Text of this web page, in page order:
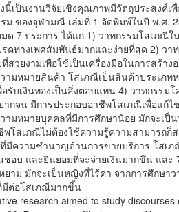
งนี้เป็นงานวิจัยเชิงคุณภาพมีวัตถุประสงค์
รม ของจุฬามณี เล่มที่ 1 จัดพิมพ์ในปี พ.ศ.
ด 7 ประการ ได้แก่ 1) วาทกรรมโสเภณี
รคทางเพศสัมพันธ์มากและง่ายที่สุด 2) ว
สวยงามเพื่อใช้เป็นเครื่องมือในการสร้า
ามหมายสินค้า โสเภณีเป็นสินค้าประเภท
รับเงินทองเป็นสิ่งตอบแทน 4) วาทกรร
ากจน มีการประกอบอาชีพโสเภณีเพื่อแก้
ามหมายบุคคลที่มีการศึกษาน้อย มักจะเป็
พโสเภณีไม่ต้องใช้ความรู้ความสามารถก็
มีความชำนาญด้านการขายบริการ โสเ
ชอบ และยินยอมที่จะจ่ายเงินมากขึน แล
ยาม มักจะเป็นหญิงที่ไร้ค่า จากการศึกษ
มีต่อโสเภณีมากขึ้น
research aimed to study